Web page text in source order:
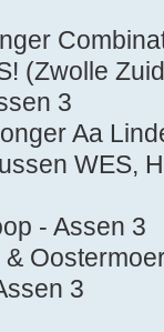
(Zwolle
3
Aa
WES,
- Assen 3
3